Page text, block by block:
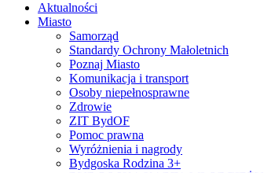
Aktualności
Miasto
Samorząd
Standardy Ochrony Małoletnich
Poznaj Miasto
Komunikacja i transport
Osoby niepełnosprawne
Zdrowie
ZIT BydOF
Pomoc prawna
Wyróżnienia i nagrody
Bydgoska Rodzina 3+